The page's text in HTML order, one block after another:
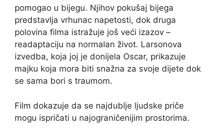
pomogao u bijegu. Njihov pokušaj bijega
predstavlja vrhunac napetosti, dok druga
polovina filma istražuje još veći izazov –
readaptaciju na normalan život. Larsonova
izvedba, koja joj je donijela Oscar, prikazuje
majku koja mora biti snažna za svoje dijete dok
se sama bori s traumom.
Film dokazuje da se najdublje ljudske priče
mogu ispričati u najograničenijim prostorima.